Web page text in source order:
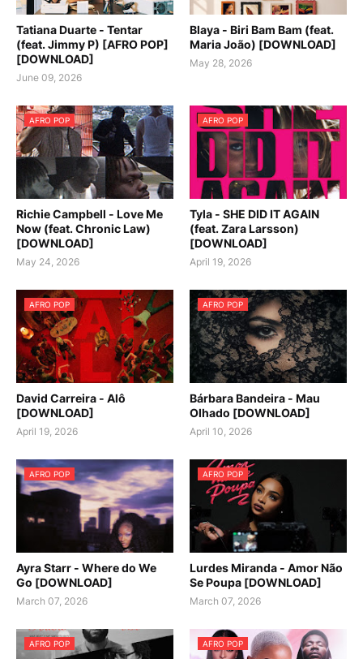
Tatiana Duarte - Tentar
(feat. Jimmy P) [AFRO POP]
[DOWNLOAD]
June 09, 2026
Blaya - Biri Bam Bam (feat.
Maria João) [DOWNLOAD]
May 28, 2026
AFRO POP
Richie Campbell - Love Me
Now (feat. Chronic Law)
[DOWNLOAD]
May 24, 2026
AFRO POP
Tyla - SHE DID IT AGAIN
(feat. Zara Larsson)
[DOWNLOAD]
April 19, 2026
AFRO POP
David Carreira - Alô
[DOWNLOAD]
April 19, 2026
AFRO POP
Bárbara Bandeira - Mau
Olhado [DOWNLOAD]
April 10, 2026
AFRO POP
Ayra Starr - Where do We
Go [DOWNLOAD]
March 07, 2026
AFRO POP
Lurdes Miranda - Amor Não
Se Poupa [DOWNLOAD]
March 07, 2026
AFRO POP AFRO POP